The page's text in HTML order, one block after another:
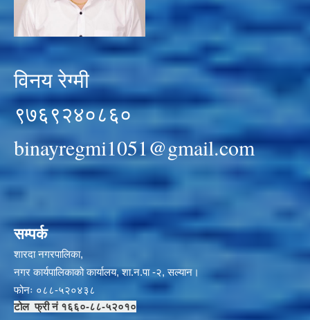
विनय रेग्मी
९७६९२४०८६०
binayregmi1051@gmail.com
सम्पर्क
शारदा नगरपालिका,
नगर कार्यपालिकाको कार्यालय, शा.न.पा -२, सल्यान।
फोनः ०८८-५२०४३८
टोल फ्री नं १६६०-८८-५२०१०